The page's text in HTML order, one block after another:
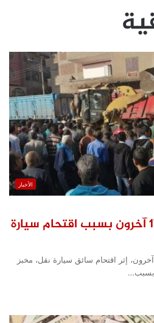
الأخبار
مصرع شخص وإصابة 17 آخرون بسبب اقتحام سيارة
لقي شخص مصرعه، وأصيب 17 آخرون، إثر اقتحام سائق سيارة نقل، مخبز
بسبب…